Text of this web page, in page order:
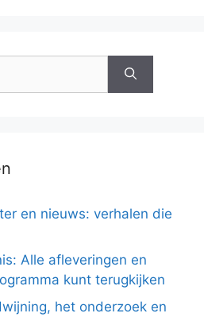
en nieuws: verhalen die
Alle afleveringen en
kunt terugkijken
het onderzoek en